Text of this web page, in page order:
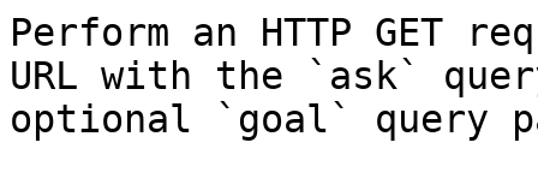
Perform an HTTP GET
URL with the `ask`
optional `goal` query